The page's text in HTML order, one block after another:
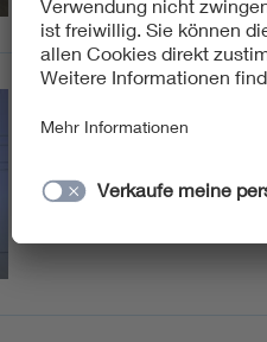
prEN IEC 63349-
Gerätesteuerungen für